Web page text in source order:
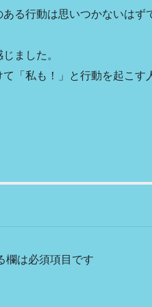
る行動は思いつかないはず
ました。
「私も！」と行動を起こす
欄は必須項目です